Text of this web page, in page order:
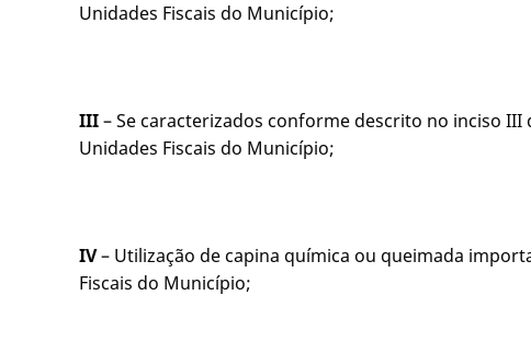
Unidades Fiscais do Município;
III– Se caracterizados conforme descrito no inciso
Unidades Fiscais do Município;
IV– Utilização de capina química ou queimada
Fiscais do Município;